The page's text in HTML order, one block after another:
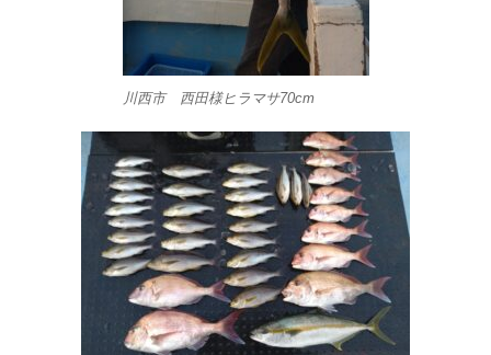
川西市 西田様ヒラマサ70cm